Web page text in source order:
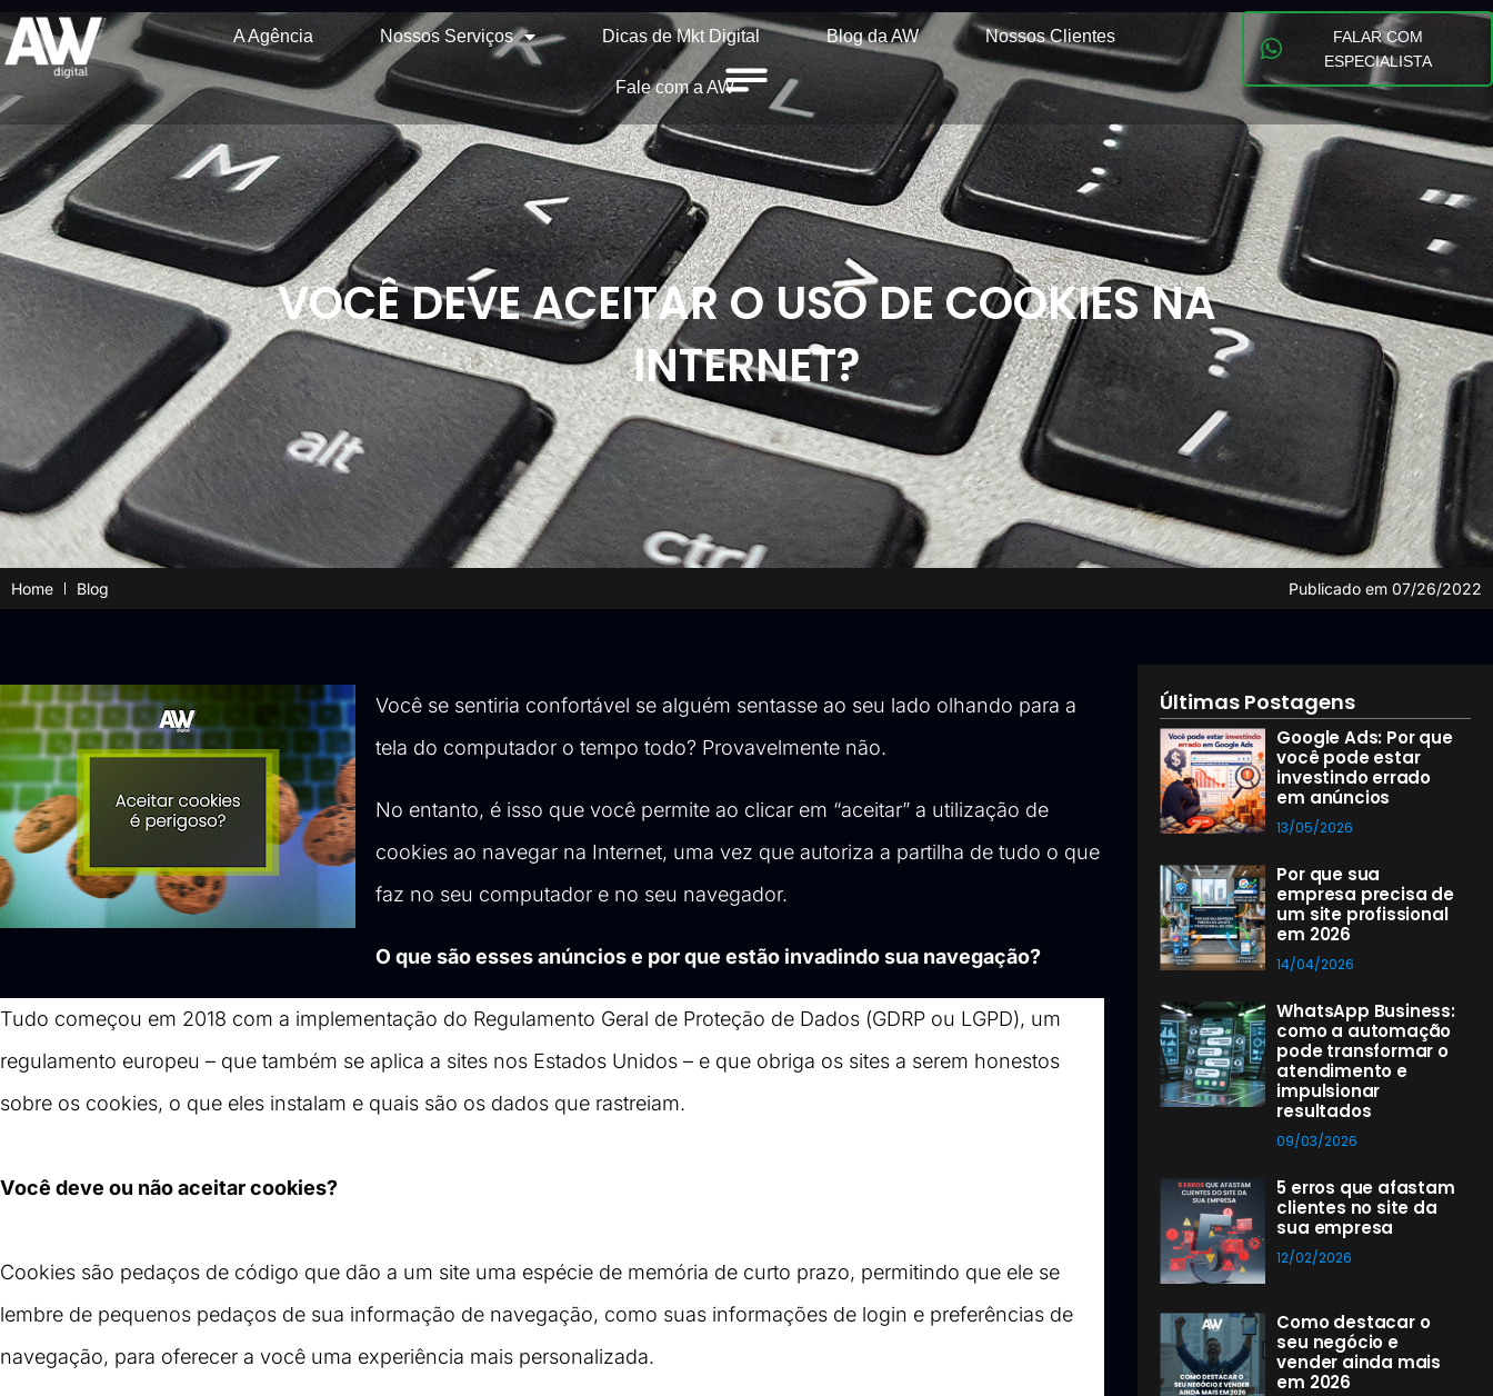
A Agência Nossos Serviços Dicas de Mkt Digital Blog da AW Nossos Clientes
Fale com a AW
FALAR COM
ESPECIALISTA
VOCÊ DEVE ACEITAR O USO DE COOKIES NA
INTERNET?
Home Blog Publicado em 07/26/2022
Você se sentiria confortável se alguém sentasse ao seu lado olhando para a
tela do computador o tempo todo? Provavelmente não.
No entanto, é isso que você permite ao clicar em “aceitar” a utilização de
cookies ao navegar na Internet, uma vez que autoriza a partilha de tudo o que
faz no seu computador e no seu navegador.
O que são esses anúncios e por que estão invadindo sua navegação?
Tudo começou em 2018 com a implementação do Regulamento Geral de Proteção de Dados (GDRP ou LGPD), um
regulamento europeu – que também se aplica a sites nos Estados Unidos – e que obriga os sites a serem honestos
sobre os cookies, o que eles instalam e quais são os dados que rastreiam.
Você deve ou não aceitar cookies?
Cookies são pedaços de código que dão a um site uma espécie de memória de curto prazo, permitindo que ele se
lembre de pequenos pedaços de sua informação de navegação, como suas informações de login e preferências de
navegação, para oferecer a você uma experiência mais personalizada.
Últimas Postagens
Google Ads: Por que
você pode estar
investindo errado
em anúncios
13/05/2026
Por que sua
empresa precisa de
um site profissional
em 2026
14/04/2026
WhatsApp Business:
como a automação
pode transformar o
atendimento e
impulsionar
resultados
09/03/2026
5 erros que afastam
clientes no site da
sua empresa
12/02/2026
Como destacar o
seu negócio e
vender ainda mais
em 2026